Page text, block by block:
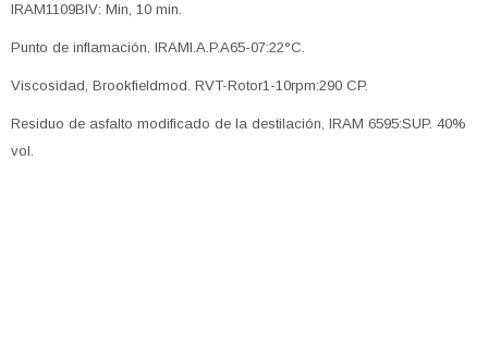
IRAM1109BIV: Min, 10 min.
Punto de inflamación, IRAMl.A.P.A65-07:22°C.
Viscosidad, Brookfieldmod. RVT-Rotor1-10rpm:290 CP.
Residuo de asfalto modificado de la destilación, IRAM 6595:SUP. 40%
vol.